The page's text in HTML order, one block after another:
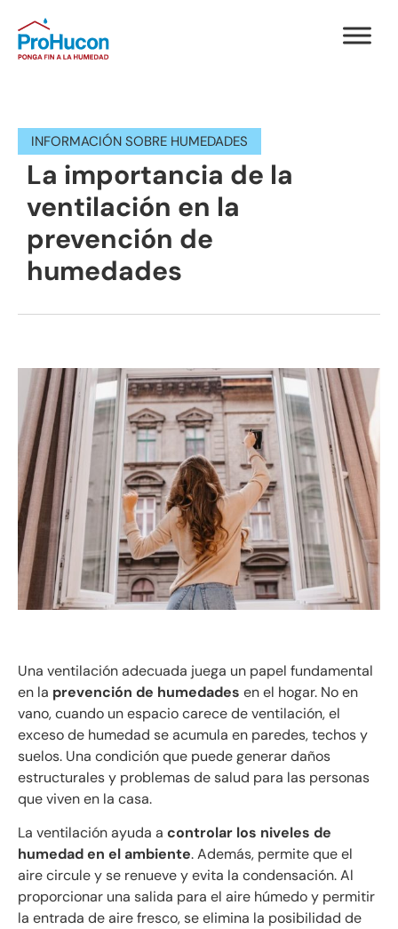
INFORMACIÓN SOBRE HUMEDADES
La importancia de la
ventilación en la
prevención de
humedades
Una ventilación adecuada juega un papel fundamental
en la prevención de humedades en el hogar. No en
vano, cuando un espacio carece de ventilación, el
exceso de humedad se acumula en paredes, techos y
suelos. Una condición que puede generar daños
estructurales y problemas de salud para las personas
que viven en la casa.
La ventilación ayuda a controlar los niveles de
humedad en el ambiente. Además, permite que el
aire circule y se renueve y evita la condensación. Al
proporcionar una salida para el aire húmedo y permitir
la entrada de aire fresco, se elimina la posibilidad de